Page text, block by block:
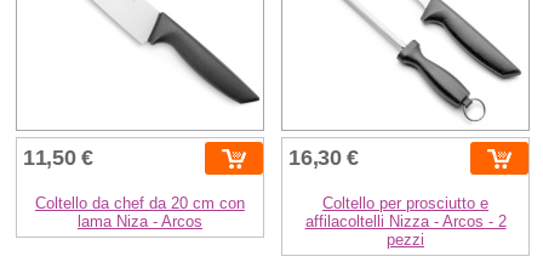
11,50 €
Coltello da chef da 20 cm con
lama Niza - Arcos
16,30 €
Coltello per prosciutto e
affilacoltelli Nizza - Arcos - 2
pezzi